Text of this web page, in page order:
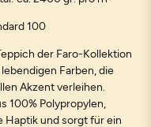
100
der Faro-Kollektion
Farben, die
Akzent verleihen.
100% Polypropylen,
Haptik und sorgt für ein